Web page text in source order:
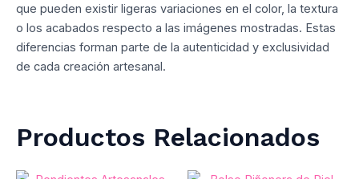
que pueden existir ligeras variaciones en el color, la textura
o los acabados respecto a las imágenes mostradas. Estas
diferencias forman parte de la autenticidad y exclusividad
de cada creación artesanal.
Productos Relacionados